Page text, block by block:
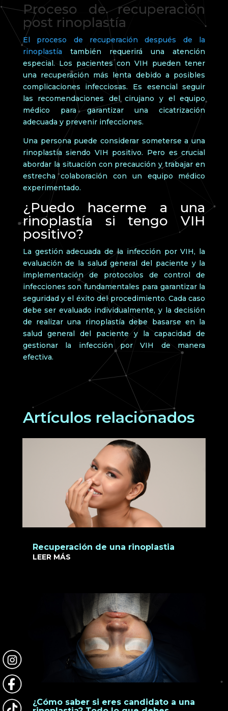
Proceso de recuperación
post rinoplastía
El proceso de recuperación después de la
rinoplastía también requerirá una atención
especial. Los pacientes con VIH pueden tener
una recuperación más lenta debido a posibles
complicaciones infecciosas. Es esencial seguir
las recomendaciones del cirujano y el equipo
médico para garantizar una cicatrización
adecuada y prevenir infecciones.
Una persona puede considerar someterse a una
rinoplastía siendo VIH positivo. Pero es crucial
abordar la situación con precaución y trabajar en
estrecha colaboración con un equipo médico
experimentado.
¿Puedo hacerme a una
rinoplastía si tengo VIH
positivo?
La gestión adecuada de la infección por VIH, la
evaluación de la salud general del paciente y la
implementación de protocolos de control de
infecciones son fundamentales para garantizar la
seguridad y el éxito del procedimiento. Cada caso
debe ser evaluado individualmente, y la decisión
de realizar una rinoplastía debe basarse en la
salud general del paciente y la capacidad de
gestionar la infección por VIH de manera
efectiva.
Artículos relacionados
Recuperación de una rinoplastia
LEER MÁS
¿Cómo saber si eres candidato a una